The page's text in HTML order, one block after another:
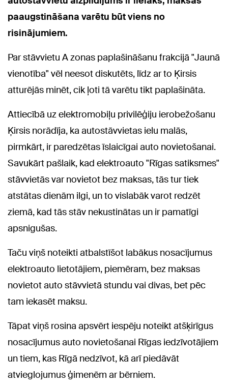
paaugstināšana varētu būt viens no
risinājumiem.
Par stāvvietu A zonas paplašināšanu frakcijā "Jaunā
vienotība" vēl neesot diskutēts, līdz ar to Ķirsis
atturējās minēt, cik ļoti tā varētu tikt paplašināta.
Attiecībā uz elektromobiļu privilēģiju ierobežošanu
Ķirsis norādīja, ka autostāvvietas ielu malās,
pirmkārt, ir paredzētas īslaicīgai auto novietošanai.
Savukārt pašlaik, kad elektroauto "Rīgas satiksmes"
stāvvietās var novietot bez maksas, tās tur tiek
atstātas dienām ilgi, un to vislabāk varot redzēt
ziemā, kad tās stāv nekustinātas un ir pamatīgi
apsnigušas.
Taču viņš noteikti atbalstīšot labākus nosacījumus
elektroauto lietotājiem, piemēram, bez maksas
novietot auto stāvvietā stundu vai divas, bet pēc
tam iekasēt maksu.
Tāpat viņš rosina apsvērt iespēju noteikt atšķirīgus
nosacījumus auto novietošanai Rīgas iedzīvotājiem
un tiem, kas Rīgā nedzīvot, kā arī piedāvāt
atvieglojumus ģimenēm ar bērniem.